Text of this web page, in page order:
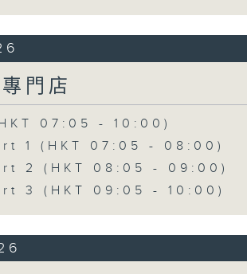
門店
07:05 - 10:00)
1 (HKT 07:05 - 08:00)
2 (HKT 08:05 - 09:00)
3 (HKT 09:05 - 10:00)